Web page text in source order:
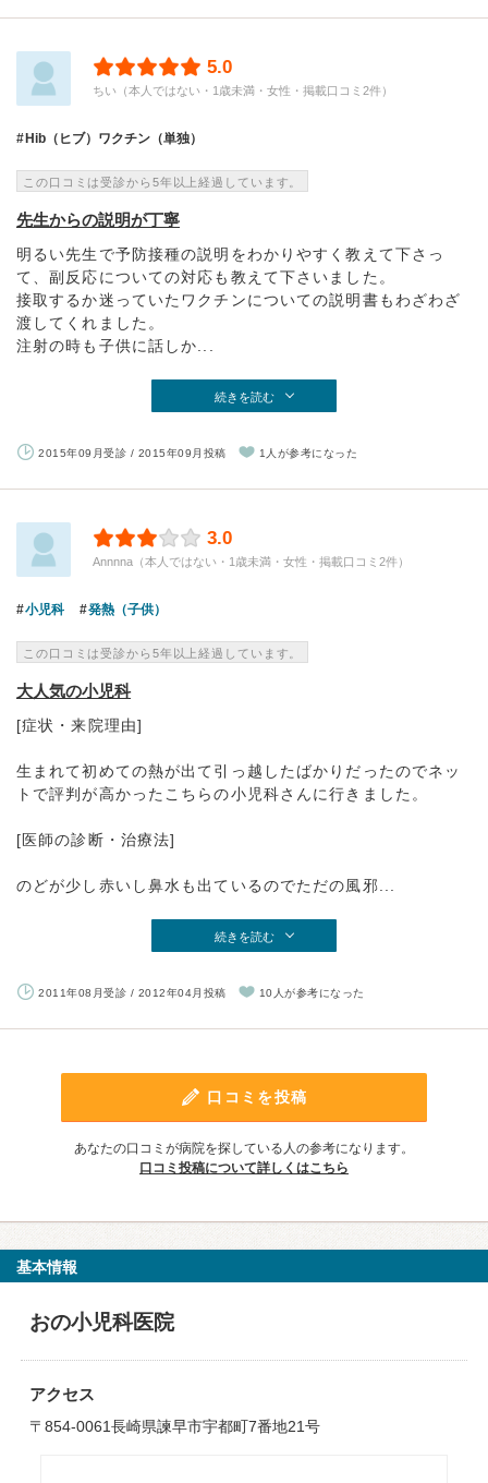
5.0
ちい（本人ではない・1歳未満・女性・掲載口コミ2件）
Hib（ヒブ）ワクチン（単独）
この口コミは受診から5年以上経過しています。
先生からの説明が丁寧
明るい先生で予防接種の説明をわかりやすく教えて下さっ
て、副反応についての対応も教えて下さいました。
接取するか迷っていたワクチンについての説明書もわざわざ
渡してくれました。
注射の時も子供に話しか...
続きを読む
2015年09月受診 / 2015年09月投稿 1人が参考になった
3.0
Annnna（本人ではない・1歳未満・女性・掲載口コミ2件）
小児科 発熱（子供）
この口コミは受診から5年以上経過しています。
大人気の小児科
[症状・来院理由]
生まれて初めての熱が出て引っ越したばかりだったのでネッ
トで評判が高かったこちらの小児科さんに行きました。
[医師の診断・治療法]
のどが少し赤いし鼻水も出ているのでただの風邪...
続きを読む
2011年08月受診 / 2012年04月投稿 10人が参考になった
口コミを投稿
あなたの口コミが病院を探している人の参考になります。
口コミ投稿について詳しくはこちら
基本情報
おの小児科医院
アクセス
〒854-0061長崎県諫早市宇都町7番地21号